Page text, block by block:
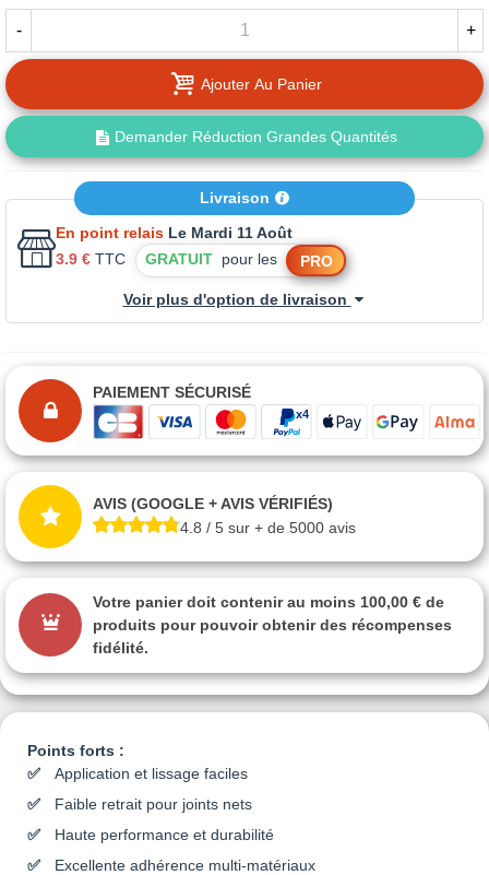
Points forts :
Application et lissage faciles
Faible retrait pour joints nets
Haute performance et durabilité
Excellente adhérence multi-matériaux
- +
Ajouter Au Panier
Demander Réduction Grandes Quantités
Livraison
En point relais Le Mardi 11 Août
3.9 € TTC GRATUIT pour les PRO
Voir plus d'option de livraison
PAIEMENT SÉCURISÉ
AVIS (GOOGLE + AVIS VÉRIFIÉS)
4.8 / 5 sur + de 5000 avis
Votre panier doit contenir au moins 100,00 € de
produits pour pouvoir obtenir des récompenses
fidélité.